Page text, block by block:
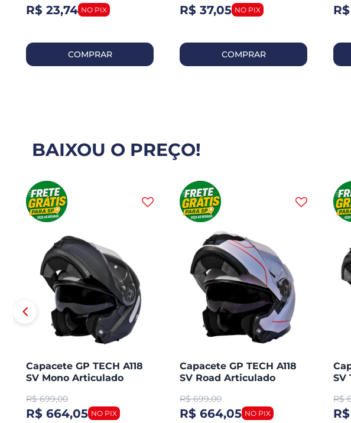
R$ 23,74
COMPRAR
R$ 37,05
COMPRAR
BAIXOU O PREÇO!
Capacete GP TECH A118
SV Mono Articulado
R$ 699,00
R$ 664,05
Capacete GP TECH A118
SV Road Articulado
R$ 699,00
R$ 664,05
SV
R$